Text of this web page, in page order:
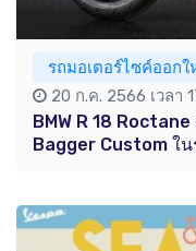
รถมอเตอร์ไซค์ออกใ
20 ก.ค. 2566 เวลา
BMW R 18
Bagger Custom ใ